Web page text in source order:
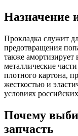
Назначение
Прокладка служит
предотвращения
также амортизирует
металлические
плотного картона,
жесткостью и
условиях
Почему
запчасть